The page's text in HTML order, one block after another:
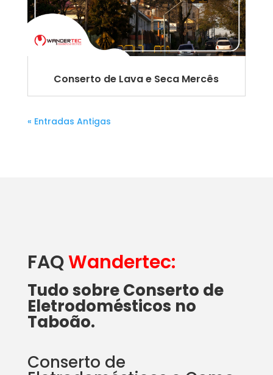
Conserto de Lava e Seca Mercês
« Entradas Antigas
FAQWandertec:
Tudo sobre Conserto de
Eletrodomésticos no
Taboão.
Conserto de